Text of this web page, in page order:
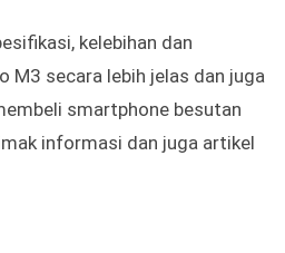
kelebihan dan
M3 secara lebih jelas dan juga
smartphone besutan
informasi dan juga artikel